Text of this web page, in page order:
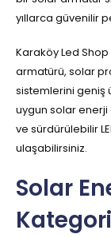
yıllarca güvenilir
Karaköy Led
armatürü, solar
sistemlerini geniş
uygun solar
ve sürdürülebilir
ulaşabilirsiniz.
Solar